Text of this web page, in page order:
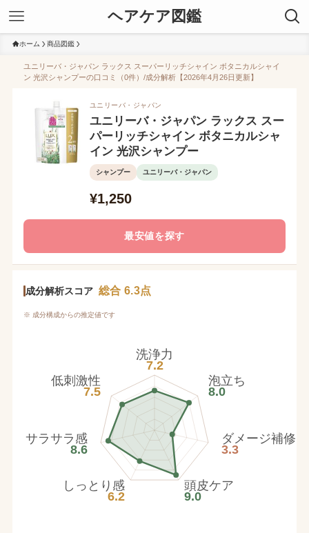
ヘアケア図鑑
ホーム 商品図鑑
ユニリーバ・ジャパン ラックス スーパーリッチシャイン ボタニカルシャイ
ン 光沢シャンプーの口コミ（0件）/成分解析【2026年4月26日更新】
ユニリーバ・ジャパン
ユニリーバ・ジャパン ラックス スー
パーリッチシャイン ボタニカルシャ
イン 光沢シャンプー
シャンプー ユニリーバ・ジャパン
¥1,250
最安値を探す
成分解析スコア 総合 6.3点
※ 成分構成からの推定値です
洗浄力
7.2
泡立ち
8.0
ダメージ補修
3.3
頭皮ケア
9.0
しっとり感
6.2
サラサラ感
8.6
低刺激性
7.5